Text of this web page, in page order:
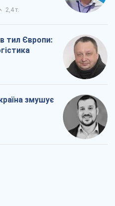
2,4 т.
тил Європи:
змушує